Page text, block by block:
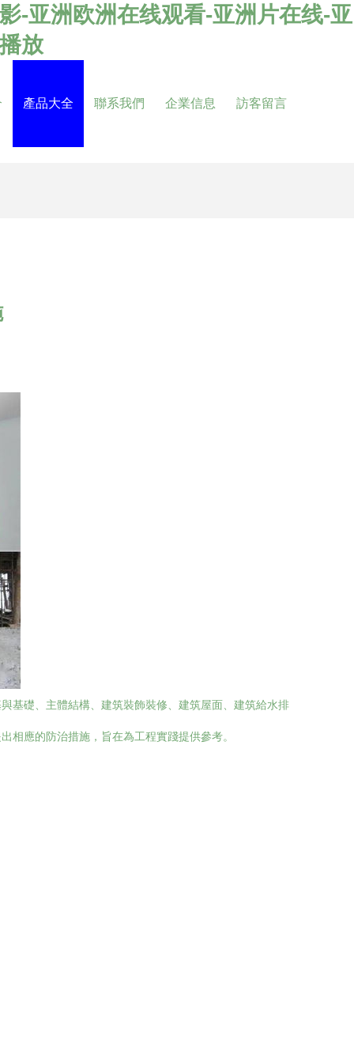
-亚洲欧洲在线观看-亚洲片在线-亚
放
產品大全 聯系我們 企業信息 訪客留言
基礎、主體結構、建筑裝飾裝修、建筑屋面、建筑給水排
相應的防治措施，旨在為工程實踐提供參考。